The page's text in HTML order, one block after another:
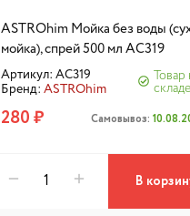
ASTROhim Мойка без воды
мойка), спрей 500 мл AC319
Артикул: AC319
Бренд: ASTROhim
Товар
складе
280 ₽ Самовывоз:
В